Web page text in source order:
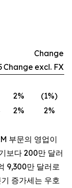
Change
Change
excl. FX
2%
(1%)
2% 2%
부문의 영업이
보다 200만 달러
9,300만 달러로
증가세는 우호